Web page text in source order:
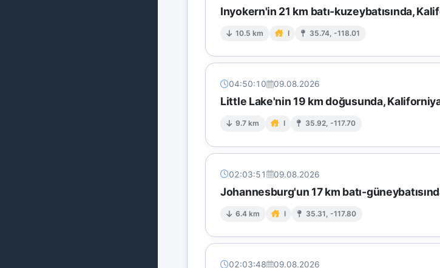
Inyokern'in 21 km batı-kuzeybatısında,
10.5 km I 35.74, -118.01
04:50:10 09.08.2026
Little Lake'nin 19 km doğusunda,
9.7 km I 35.92, -117.70
02:03:51 09.08.2026
Johannesburg'un 17 km batı-
6.4 km I 35.31, -117.80
02:03:48 09.08.2026